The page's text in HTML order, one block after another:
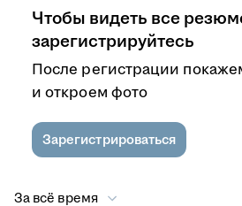
Чтобы видеть все
зарегистрируйтесь
После регистрации
и откроем фото
Зарегистрироваться
За всё время